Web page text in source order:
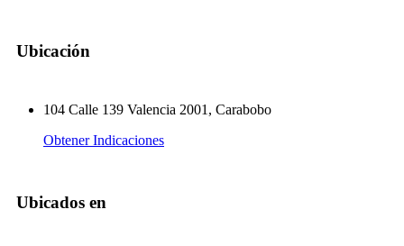
Ubicación
104 Calle 139 Valencia 2001, Carabobo
Obtener Indicaciones
Ubicados en